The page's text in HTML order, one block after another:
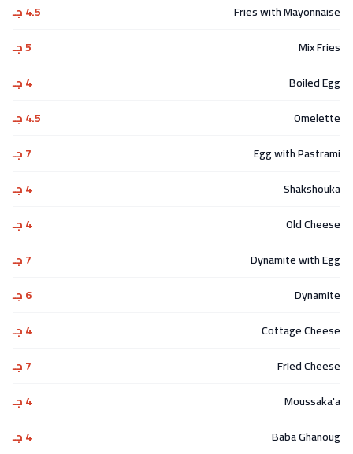
Fries with Mayonnaise
4.5 جـ
Mix Fries
5 جـ
Boiled Egg
4 جـ
Omelette
4.5 جـ
Egg with Pastrami
7 جـ
Shakshouka
4 جـ
Old Cheese
4 جـ
Dynamite with Egg
7 جـ
Dynamite
6 جـ
Cottage Cheese
4 جـ
Fried Cheese
7 جـ
Moussaka'a
4 جـ
Baba Ghanoug
4 جـ